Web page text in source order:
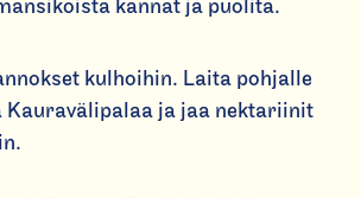
kannat ja puolita.
kulhoihin. Laita pohjalle
Kauravälipalaa ja jaa nektariinit